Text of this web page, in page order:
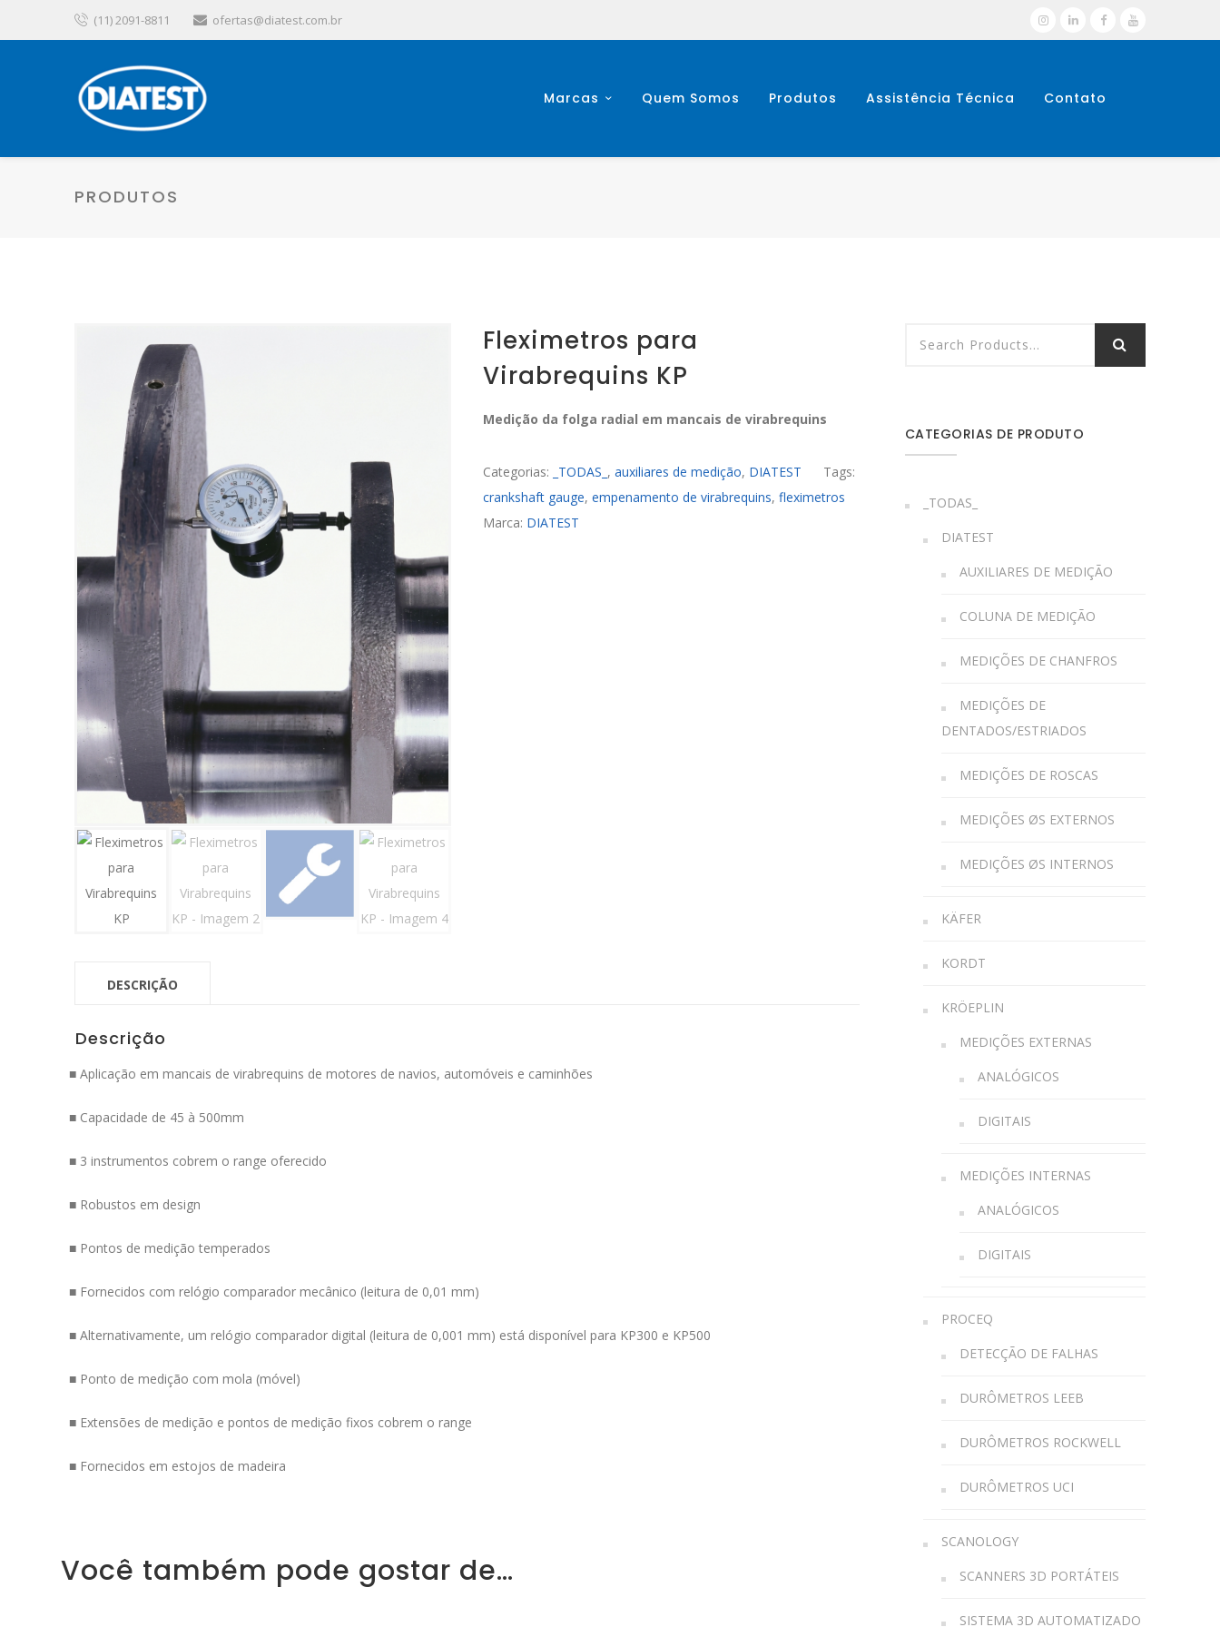
(11) 2091-8811 ofertas@diatest.com.br
Marcas Quem Somos Produtos Assistência Técnica Contato
PRODUTOS
Fleximetros para
Virabrequins KP
Medição da folga radial em mancais de virabrequins
Categorias: _TODAS_ , auxiliares de medição, DIATEST
Tags:
crankshaft gauge, empenamento de virabrequins, fleximetros
Marca: DIATEST
DESCRIÇÃO
Descrição
■ Aplicação em mancais de virabrequins de motores de navios, automóveis e caminhões
■ Capacidade de 45 à 500mm
■ 3 instrumentos cobrem o range oferecido
■ Robustos em design
■ Pontos de medição temperados
■ Fornecidos com relógio comparador mecânico (leitura de 0,01 mm)
■ Alternativamente, um relógio comparador digital (leitura de 0,001 mm) está disponível para KP300 e KP500
■ Ponto de medição com mola (móvel)
■ Extensões de medição e pontos de medição fixos cobrem o range
■ Fornecidos em estojos de madeira
Você também pode gostar de…
CATEGORIAS DE PRODUTO
_TODAS_
DIATEST
AUXILIARES DE MEDIÇÃO
COLUNA DE MEDIÇÃO
MEDIÇÕES DE CHANFROS
MEDIÇÕES DE
DENTADOS/ESTRIADOS
MEDIÇÕES DE ROSCAS
MEDIÇÕES ØS EXTERNOS
MEDIÇÕES ØS INTERNOS
KÄFER
KORDT
KRÖEPLIN
MEDIÇÕES EXTERNAS
ANALÓGICOS
DIGITAIS
MEDIÇÕES INTERNAS
ANALÓGICOS
DIGITAIS
PROCEQ
DETECÇÃO DE FALHAS
DURÔMETROS LEEB
DURÔMETROS ROCKWELL
DURÔMETROS UCI
SCANOLOGY
SCANNERS 3D PORTÁTEIS
SISTEMA 3D AUTOMATIZADO